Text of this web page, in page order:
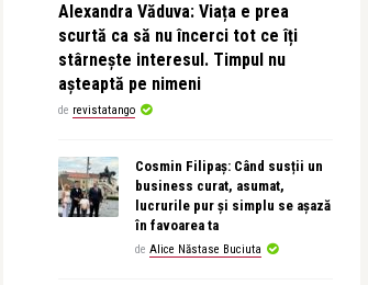
Alexandra Văduva: Viața e prea
scurtă ca să nu încerci tot ce îți
stârnește interesul. Timpul nu
așteaptă pe nimeni
de revistatango
Cosmin Filipaș: Când susții un
business curat, asumat,
lucrurile pur și simplu se așază
în favoarea ta
de Alice Năstase Buciuta